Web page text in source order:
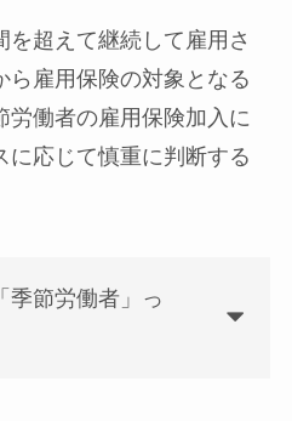
超えて継続して雇用さ
ら雇用保険の対象となる
労働者の雇用保険加入に
に応じて慎重に判断する
季節労働者」っ